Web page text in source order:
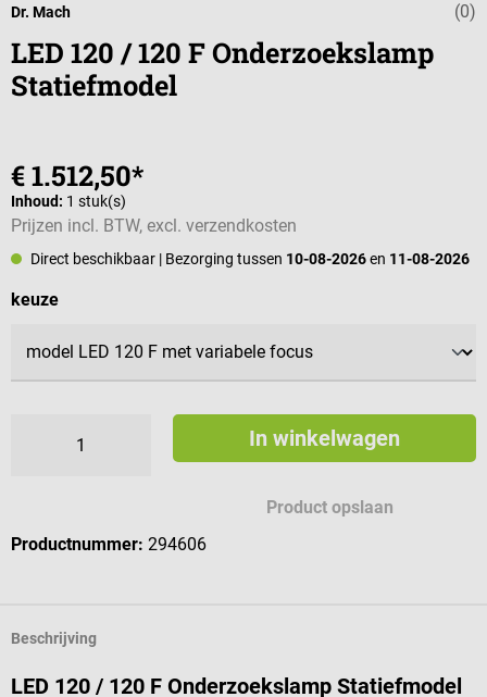
Gemiddelde
(0)
Dr. Mach
LED 120 / 120 F Onderzoekslamp
Statiefmodel
€ 1.512,50*
Inhoud: 1 stuk(s)
Prijzen incl. BTW, excl. verzendkosten
Direct beschikbaar | Bezorging tussen 10-08-2026en 11-08-2026
Selecteer
keuze
In winkelwagen
Product opslaan
Productnummer: 294606
Beschrijving
LED 120 / 120 F Onderzoekslamp Statiefmodel